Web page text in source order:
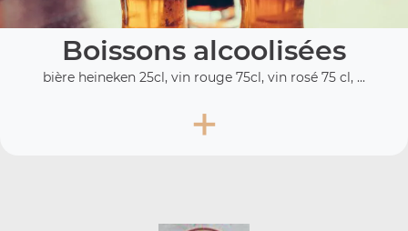
Boissons alcoolisées
bière heineken 25cl, vin rouge 75cl, vin rosé 75 cl, ...
+